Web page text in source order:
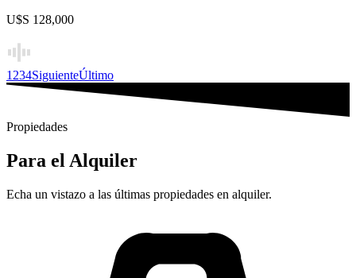
U$S 128,000
1 234SiguienteÚltimo
Propiedades
Para el Alquiler
Echa un vistazo a las últimas propiedades en alquiler.